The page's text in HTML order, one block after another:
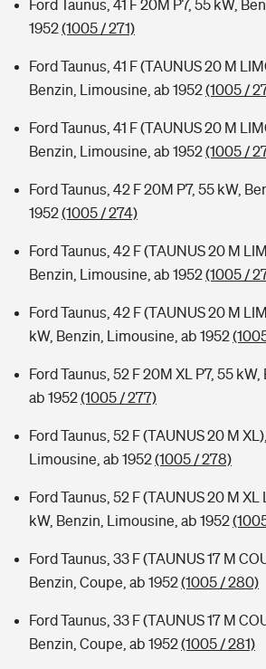
Ford Taunus, 41 F 20M P7, 55 kW,
1952(1005 / 271)
Ford Taunus, 41 F (TAUNUS 20 M
Benzin, Limousine, ab 1952(1005 /
Ford Taunus, 41 F (TAUNUS 20 M
Benzin, Limousine, ab 1952(1005 /
Ford Taunus, 42 F 20M P7, 55 kW,
1952(1005 / 274)
Ford Taunus, 42 F (TAUNUS 20 M
Benzin, Limousine, ab 1952(1005 /
Ford Taunus, 42 F (TAUNUS 20 M
kW, Benzin, Limousine, ab 1952
Ford Taunus, 52 F 20M XL P7, 55
ab 1952(1005 / 277)
Ford Taunus, 52 F (TAUNUS 20 M
Limousine, ab 1952(1005 / 278)
Ford Taunus, 52 F (TAUNUS 20 M XL
kW, Benzin, Limousine, ab 1952
Ford Taunus, 33 F (TAUNUS 17 M
Benzin, Coupe, ab 1952(1005 / 280)
Ford Taunus, 33 F (TAUNUS 17 M
Benzin, Coupe, ab 1952(1005 / 281)